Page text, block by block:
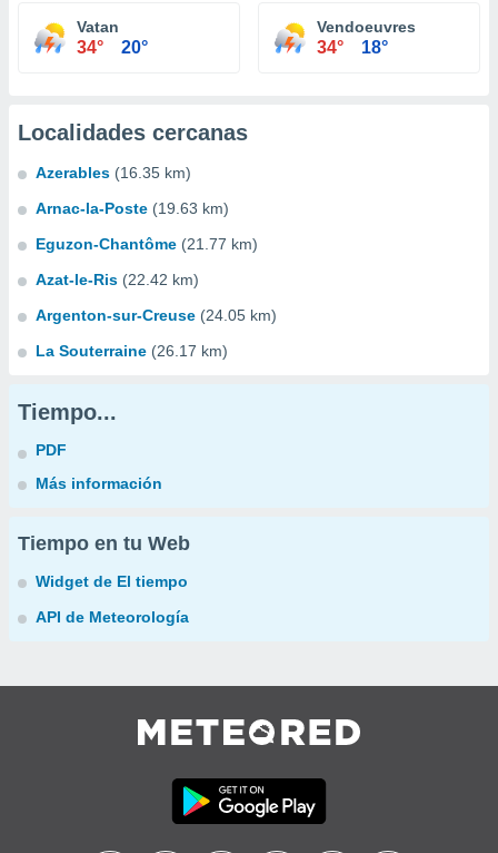
Vatan
34° 20°
Vendoeuvres
34° 18°
Localidades cercanas
Azerables (16.35 km)
Arnac-la-Poste (19.63 km)
Eguzon-Chantôme (21.77 km)
Azat-le-Ris (22.42 km)
Argenton-sur-Creuse (24.05 km)
La Souterraine (26.17 km)
Tiempo...
PDF
Más información
Tiempo en tu Web
Widget de El tiempo
API de Meteorología